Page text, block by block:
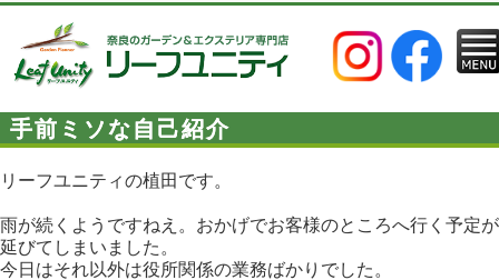
手前ミソな自己紹介
リーフユニティの植田です。
雨が続くようですねえ。おかげでお客様のところへ行く予定が
延びてしまいました。
今日はそれ以外は役所関係の業務ばかりでした。